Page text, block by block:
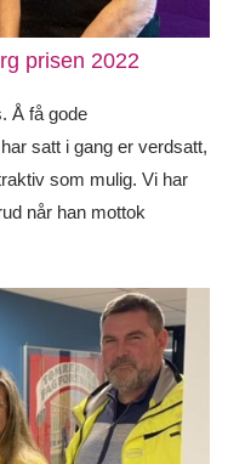
prisen 2022
Å få gode
satt i gang er verdsatt,
som mulig. Vi har
når han mottok